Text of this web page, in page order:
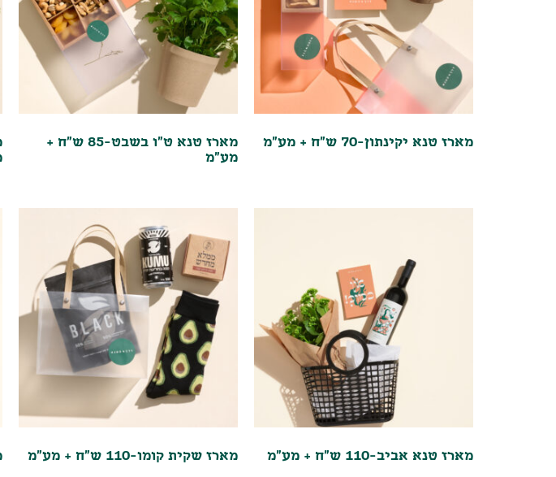
מארז טנא יקינתון-70 ש"ח + מע"מ
מארז טנא ט"ו בשבט-85 ש"ח +
מע"מ
מארז טנא אביב-110 ש"ח + מע"מ מארז שקית קומו-110 ש"ח + מע"מ